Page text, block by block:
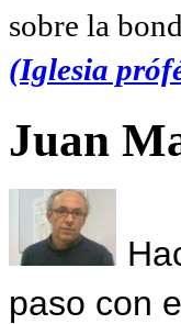
sobre la
(Iglesia
Juan
paso con